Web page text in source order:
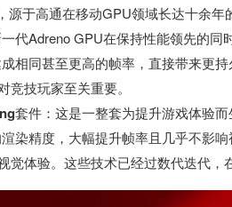
于高通在移动GPU领域长达十余年
代Adreno GPU在保持性能领先的
相同甚至更高的帧率，直接带来更
竞技玩家至关重要。
套件： 这是一整套为提升游戏体验
染精度，大幅提升帧率且几乎不影
觉体验。这些技术已经过数代迭代，